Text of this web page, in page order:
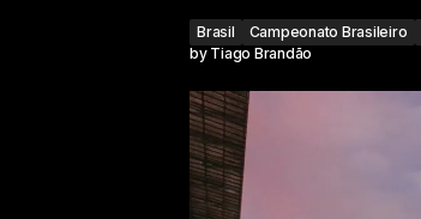
Brasil Campeonato Brasileiro
by Tiago Brandão